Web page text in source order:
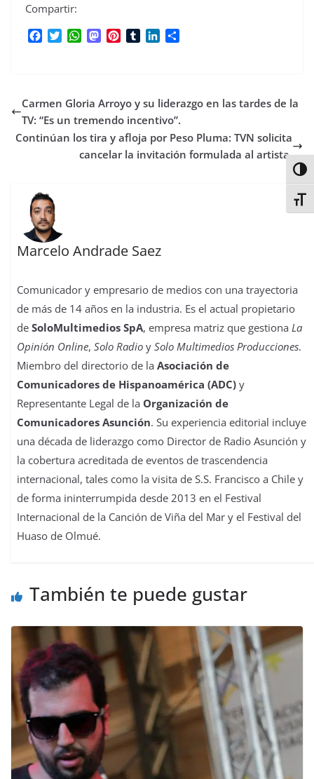
Compartir:
o
o
k
e
r
W
A
p
p
M
d
o
n
r
e
s
r
d
I
n
r
t
i
Carmen Gloria Arroyo y su liderazgo en las tardes de la
TV: “Es un tremendo incentivo”.
Continúan los tira y afloja por Peso Pluma: TVN solicita
cancelar la invitación formulada al artista.
Marcelo Andrade Saez
Comunicador y empresario de medios con una trayectoria
de más de 14 años en la industria. Es el actual propietario
deSoloMultimedios SpA, empresa matriz que gestiona La
Opinión Online,Solo Radio ySolo Multimedios Producciones.
Miembro del directorio de laAsociación de
Comunicadores de Hispanoamérica (ADC) y
Representante Legal de la Organización de
Comunicadores Asunción. Su experiencia editorial incluye
una década de liderazgo como Director de Radio Asunción y
la cobertura acreditada de eventos de trascendencia
internacional, tales como la visita de S.S. Francisco a Chile y
de forma ininterrumpida desde 2013 en el Festival
Internacional de la Canción de Viña del Mar y el Festival del
Huaso de Olmué.
También te puede gustar